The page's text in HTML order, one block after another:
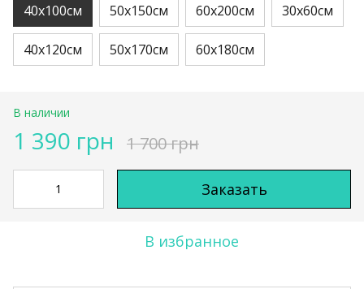
40х100см 50х150см 60х200см 30х60см
40х120см 50х170см 60х180см
В наличии
1 390 грн 1 700 грн
Заказать
В избранное